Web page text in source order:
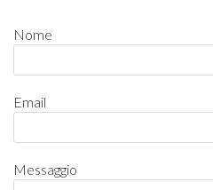
Nome
Email
Messaggio